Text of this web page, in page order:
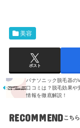
美容
ポスト
パナソニック脱毛器の
口コミは？脱毛効果や
情報を徹底解説！
RECOMMEND